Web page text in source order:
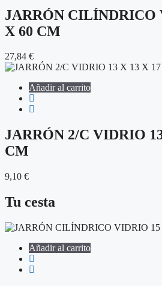
JARRÓN CILÍNDRICO
X 60 CM
27,84 €
Añadir al carrito
JARRÓN 2/C VIDRIO
CM
9,10 €
Tu cesta
Añadir al carrito